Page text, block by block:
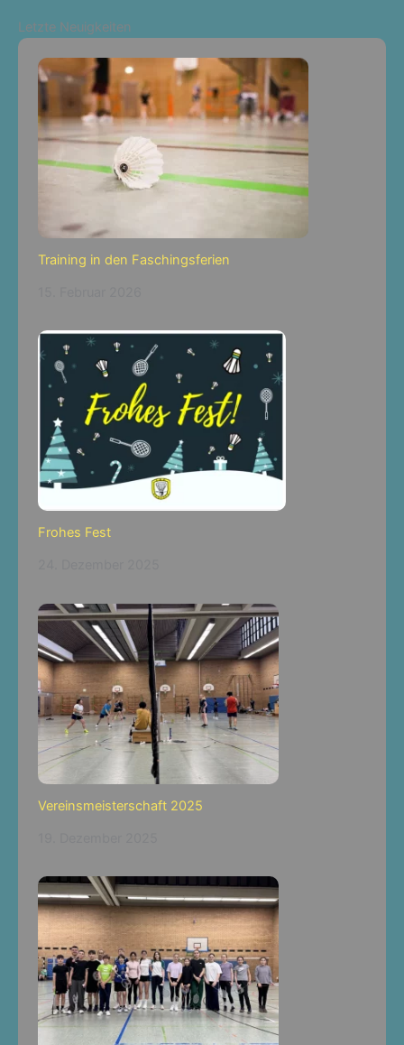
Letzte Neuigkeiten
Training in den Faschingsferien
Frohes Fest
Vereinsmeisterschaft 2025